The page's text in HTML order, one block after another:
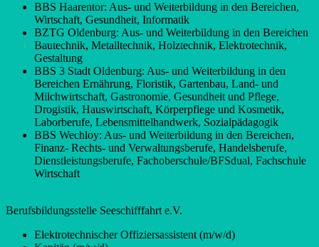
BBS Haarentor: Aus- und Weiterbildung in den Bereichen,
Wirtschaft, Gesundheit, Informatik
BZTG Oldenburg: Aus- und Weiterbildung in den Bereichen
Bautechnik, Metalltechnik, Holztechnik, Elektrotechnik,
Gestaltung
BBS 3 Stadt Oldenburg: Aus- und Weiterbildung in den
Bereichen Ernährung, Floristik, Gartenbau, Land- und
Milchwirtschaft, Gastronomie, Gesundheit und Pflege,
Drogistik, Hauswirtschaft, Körperpflege und Kosmetik,
Laborberufe, Lebensmittelhandwerk, Sozialpädagogik
BBS Wechloy: Aus- und Weiterbildung in den Bereichen,
Finanz- Rechts- und Verwaltungsberufe, Handelsberufe,
Dienstleistungsberufe, Fachoberschule/BFSdual, Fachschule
Wirtschaft
Berufsbildungsstelle Seeschifffahrt e.V.
Elektrotechnischer Offiziersassistent (m/w/d)